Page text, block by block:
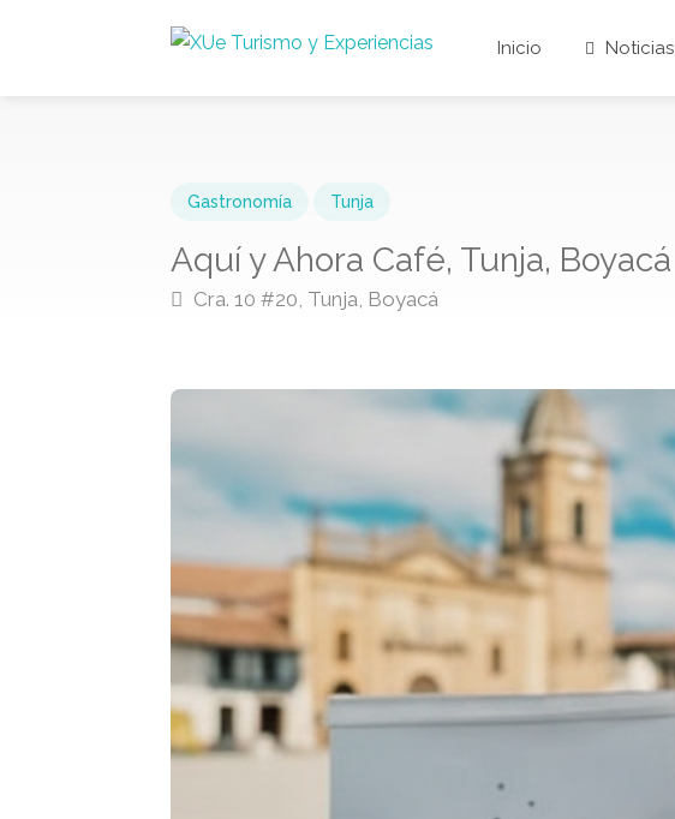
Inicio Noticias
Gastronomía Tunja
Aquí y Ahora Café, Tunja, Boyacá
Cra. 10 #20, Tunja, Boyacá